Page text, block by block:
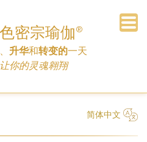
密宗瑜伽 ®
升华和转变的一天
让你的灵魂翱翔
主页
公告
车间
日程
联系问题
历史
链接
电子报
捐赠
简体中文